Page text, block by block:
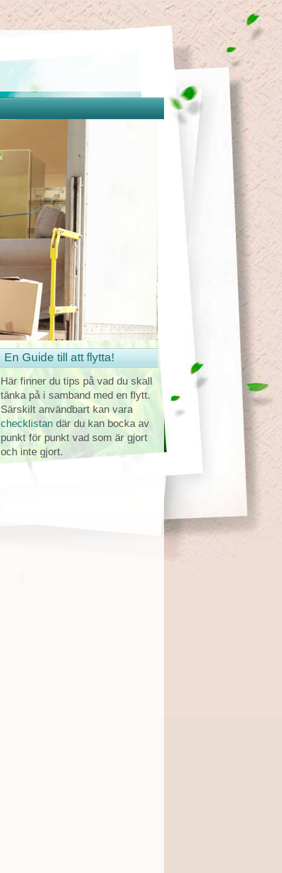
En Guide till att flytta!
Här finner du tips på vad du skall
tänka på i samband med en flytt.
Särskilt användbart kan vara
checklistan där du kan bocka av
punkt för punkt vad som är gjort
och inte gjort.